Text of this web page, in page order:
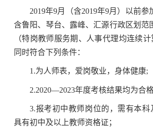
2019年9月（含2019年9月）以前参
含鲁阳、琴台、露峰、汇源行政区划范
（特岗教师服务期、人事代理均连续计
同时符合下列条件：
1.为人师表，爱岗敬业，身体健康;
2.2020—2023年度考核结果均为合
3.报考初中教师岗位的，需有本科
具有初中及以上教师资格证；